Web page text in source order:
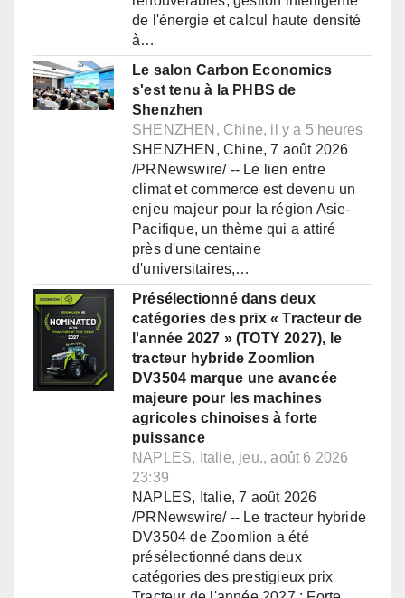
de l'énergie et calcul haute densité
à…
Le salon Carbon Economics
s'est tenu à la PHBS de
Shenzhen
SHENZHEN, Chine, il y a 5 heures
SHENZHEN, Chine, 7 août 2026
/PRNewswire/ -- Le lien entre
climat et commerce est devenu un
enjeu majeur pour la région Asie-
Pacifique, un thème qui a attiré
près d'une centaine
d'universitaires,…
Présélectionné dans deux
catégories des prix « Tracteur de
l'année 2027 » (TOTY 2027), le
tracteur hybride Zoomlion
DV3504 marque une avancée
majeure pour les machines
agricoles chinoises à forte
puissance
NAPLES, Italie, jeu., août 6 2026
23:39
NAPLES, Italie, 7 août 2026
/PRNewswire/ -- Le tracteur hybride
DV3504 de Zoomlion a été
présélectionné dans deux
catégories des prestigieux prix